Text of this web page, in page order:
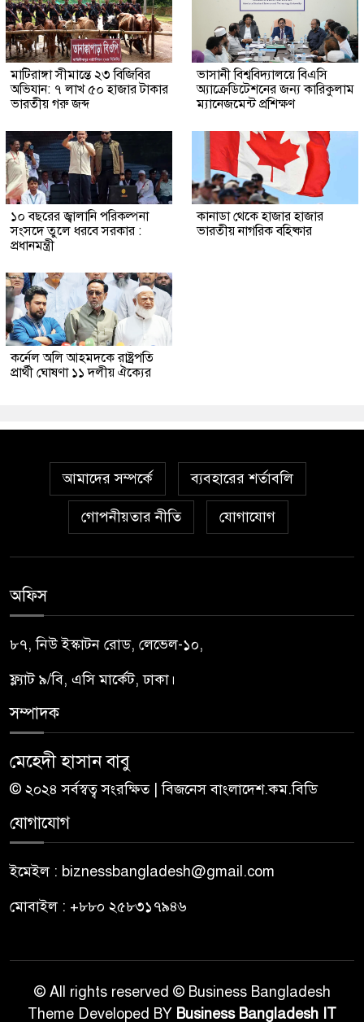
মাটিরাঙ্গা সীমান্তে ২৩ বিজিবির
অভিযান: ৭ লাখ ৫০ হাজার টাকার
ভারতীয় গরু জব্দ
ভাসানী বিশ্ববিদ্যালয়ে বিএসি
অ্যাক্রেডিটেশনের জন্য কারিকুলাম
ম্যানেজমেন্ট প্রশিক্ষণ
১০ বছরের জ্বালানি পরিকল্পনা
সংসদে তুলে ধরবে সরকার :
প্রধানমন্ত্রী
কানাডা থেকে হাজার হাজার
ভারতীয় নাগরিক বহিষ্কার
কর্নেল অলি আহমদকে রাষ্ট্রপতি
প্রার্থী ঘোষণা ১১ দলীয় ঐক্যের
আমাদের সম্পর্কে ব্যবহারের শর্তাবলি
গোপনীয়তার নীতি যোগাযোগ
অফিস
৮৭, নিউ ইস্কাটন রোড, লেভেল-১০,
ফ্ল্যাট ৯/বি, এসি মার্কেট, ঢাকা।
সম্পাদক
মেহেদী হাসান বাবু
© ২০২৪ সর্বস্বত্ব সংরক্ষিত | বিজনেস বাংলাদেশ.কম.বিডি
যোগাযোগ
ইমেইল : biznessbangladesh@gmail.com
মোবাইল : +৮৮০ ২৫৮৩১৭৯৪৬
© All rights reserved © Business Bangladesh
Theme Developed BY Business Bangladesh IT